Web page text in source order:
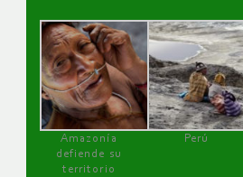
Amazonía
defiende su
territorio
Perú